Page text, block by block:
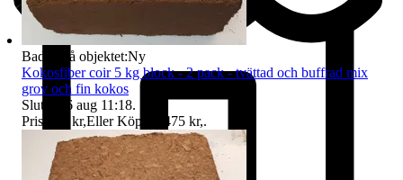
Badge på objektet:Ny
Kokosfiber coir 5 kg block - 2 pack - tvättad och buffrad mix
grov och fin kokos
Sluttid
16 aug 11:18.
Pris:
450 kr,Eller Köp nu 475 kr,.